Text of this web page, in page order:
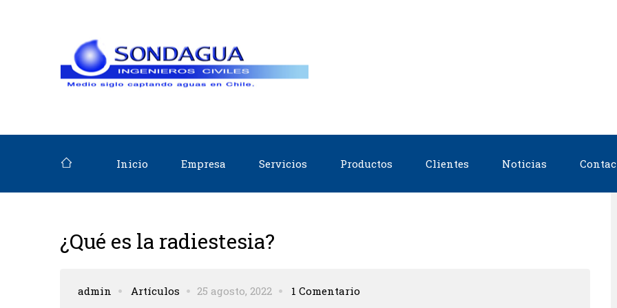
Inicio Empresa Servicios Productos Clientes Noticias
¿Qué es la radiestesia?
admin Artículos 25 agosto, 2022 1 Comentario